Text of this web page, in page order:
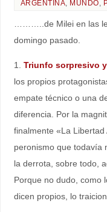
ARGENTINA, MUNDO,
………..de Milei en las
domingo pasado.
1. Triunfo sorpresivo
los propios
empate técnico o una
diferencia. Por la
finalmente «La
peronismo que todavía
la derrota, sobre todo,
Porque no dudo, como
dicen propios, lo